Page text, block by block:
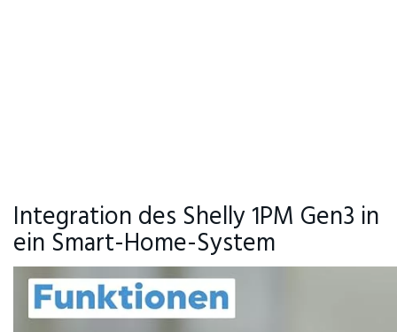
Integration des Shelly 1PM Gen3 in
ein Smart-Home-System